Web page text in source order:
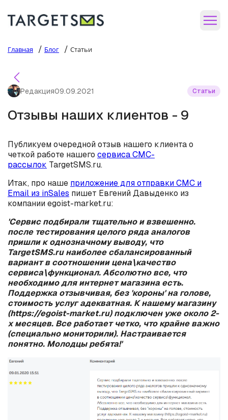
Главная / Блог / Статьи
Редакция09.09.2021 Статьи
Отзывы наших клиентов - 9
Публикуем очередной отзыв нашего клиента о
четкой работе нашего сервиса СМС-
рассылок TargetSMS.ru.
Итак, про наше приложение для отправки СМС и
Email из inSales пишет Евгений Давыденко из
компании egoist-market.ru:
'Сервис подбирали тщательно и взвешенно.
после тестирования целого ряда аналогов
пришли к однозначному выводу, что
TargetSMS.ru наиболее сбалансированный
вариант в соотношении цена\качество
сервиса\функционал. Абсолютно все, что
необходимо для интернет магазина есть.
Поддержка отзывчивая, без 'короны' на голове,
стоимость услуг адекватная. К нашему магазину
(https://egoist-market.ru) подключен уже около 2-
х месяцев. Все работает четко, что крайне важно
(специально мониторили). Настраивается
понятно. Молодцы ребята!'